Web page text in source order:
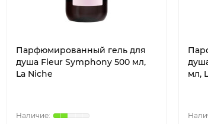
Парфюмированный гель для
душа Fleur Symphony 500 мл,
La Niche
мл,